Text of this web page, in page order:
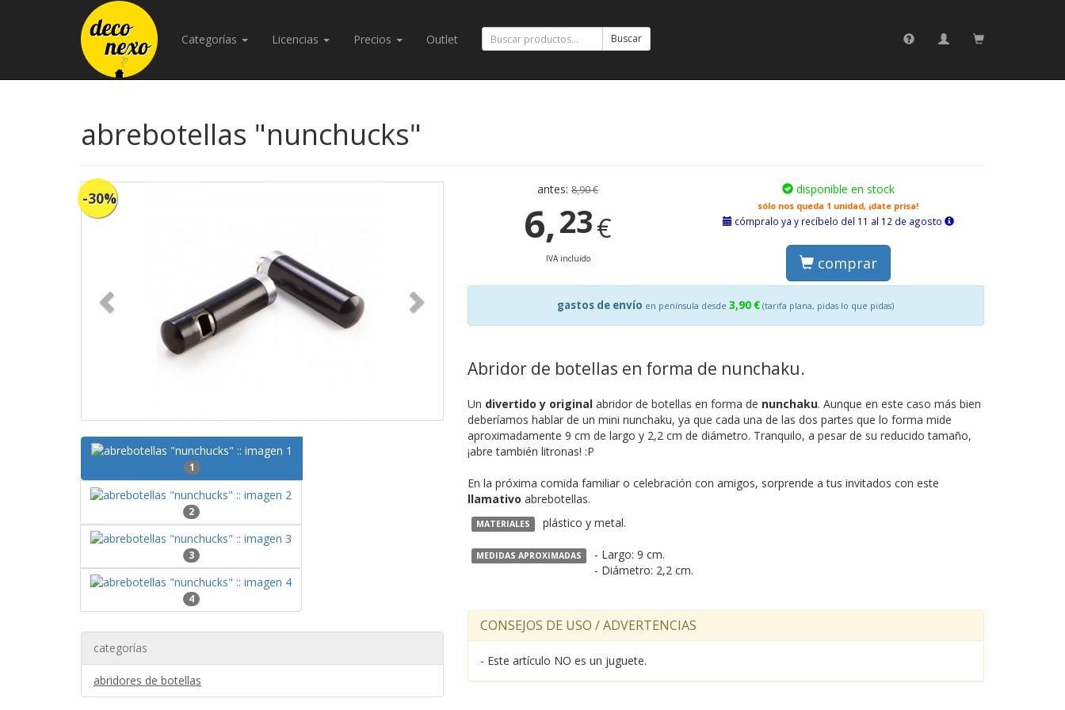
Categorías Licencias Precios Outlet Buscar
abrebotellas "nunchucks"
-30%
1
2
3
4
categorías
abridores de botellas
antes:8,90 €
6,23€
IVA incluido
disponible en stock
sólo nos queda 1 unidad, ¡date prisa!
cómpralo ya y recíbelo del 11 al 12 de agosto
comprar
gastos de envío en península desde 3,90 € (tarifa plana, pidas lo que pidas)
Abridor de botellas en forma de nunchaku.
Un divertido y originalabridor de botellas en forma de nunchaku. Aunque en este caso más bien
deberíamos hablar de un mini nunchaku, ya que cada una de las dos partes que lo forma mide
aproximadamente 9 cm de largo y 2,2 cm de diámetro. Tranquilo, a pesar de su reducido tamaño,
¡abre también litronas! :P
En la próxima comida familiar o celebración con amigos, sorprende a tus invitados con este
llamativo abrebotellas.
MATERIALES plástico y metal.
MEDIDAS APROXIMADAS
- Largo: 9 cm.
- Diámetro: 2,2 cm.
CONSEJOS DE USO / ADVERTENCIAS
- Este artículo NO es un juguete.